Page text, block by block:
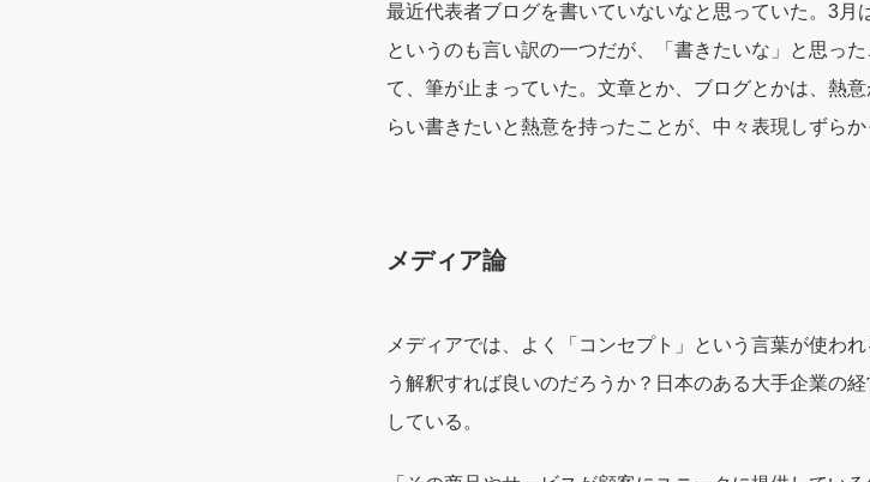
最近代表者ブログを書いていないなと思っていた。3月
というのも言い訳の一つだが、「書きたいな」と思っ
て、筆が止まっていた。文章とか、ブログとかは、熱
らい書きたいと熱意を持ったことが、中々表現しずらか
メディア論
メディアでは、よく「コンセプト」という言葉が使わ
う解釈すれば良いのだろうか？日本のある大手企業の
している。